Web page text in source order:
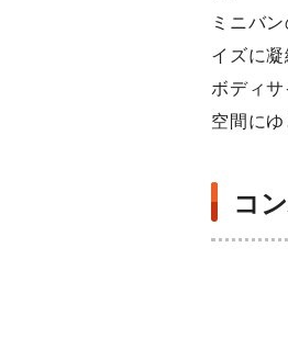
ミニバ
イズに凝
ボディ
空間にゆ
コ